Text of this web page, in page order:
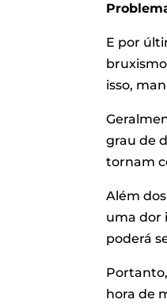
E por
isso,
grau de
tornam
Além
uma dor
poderá
hora de